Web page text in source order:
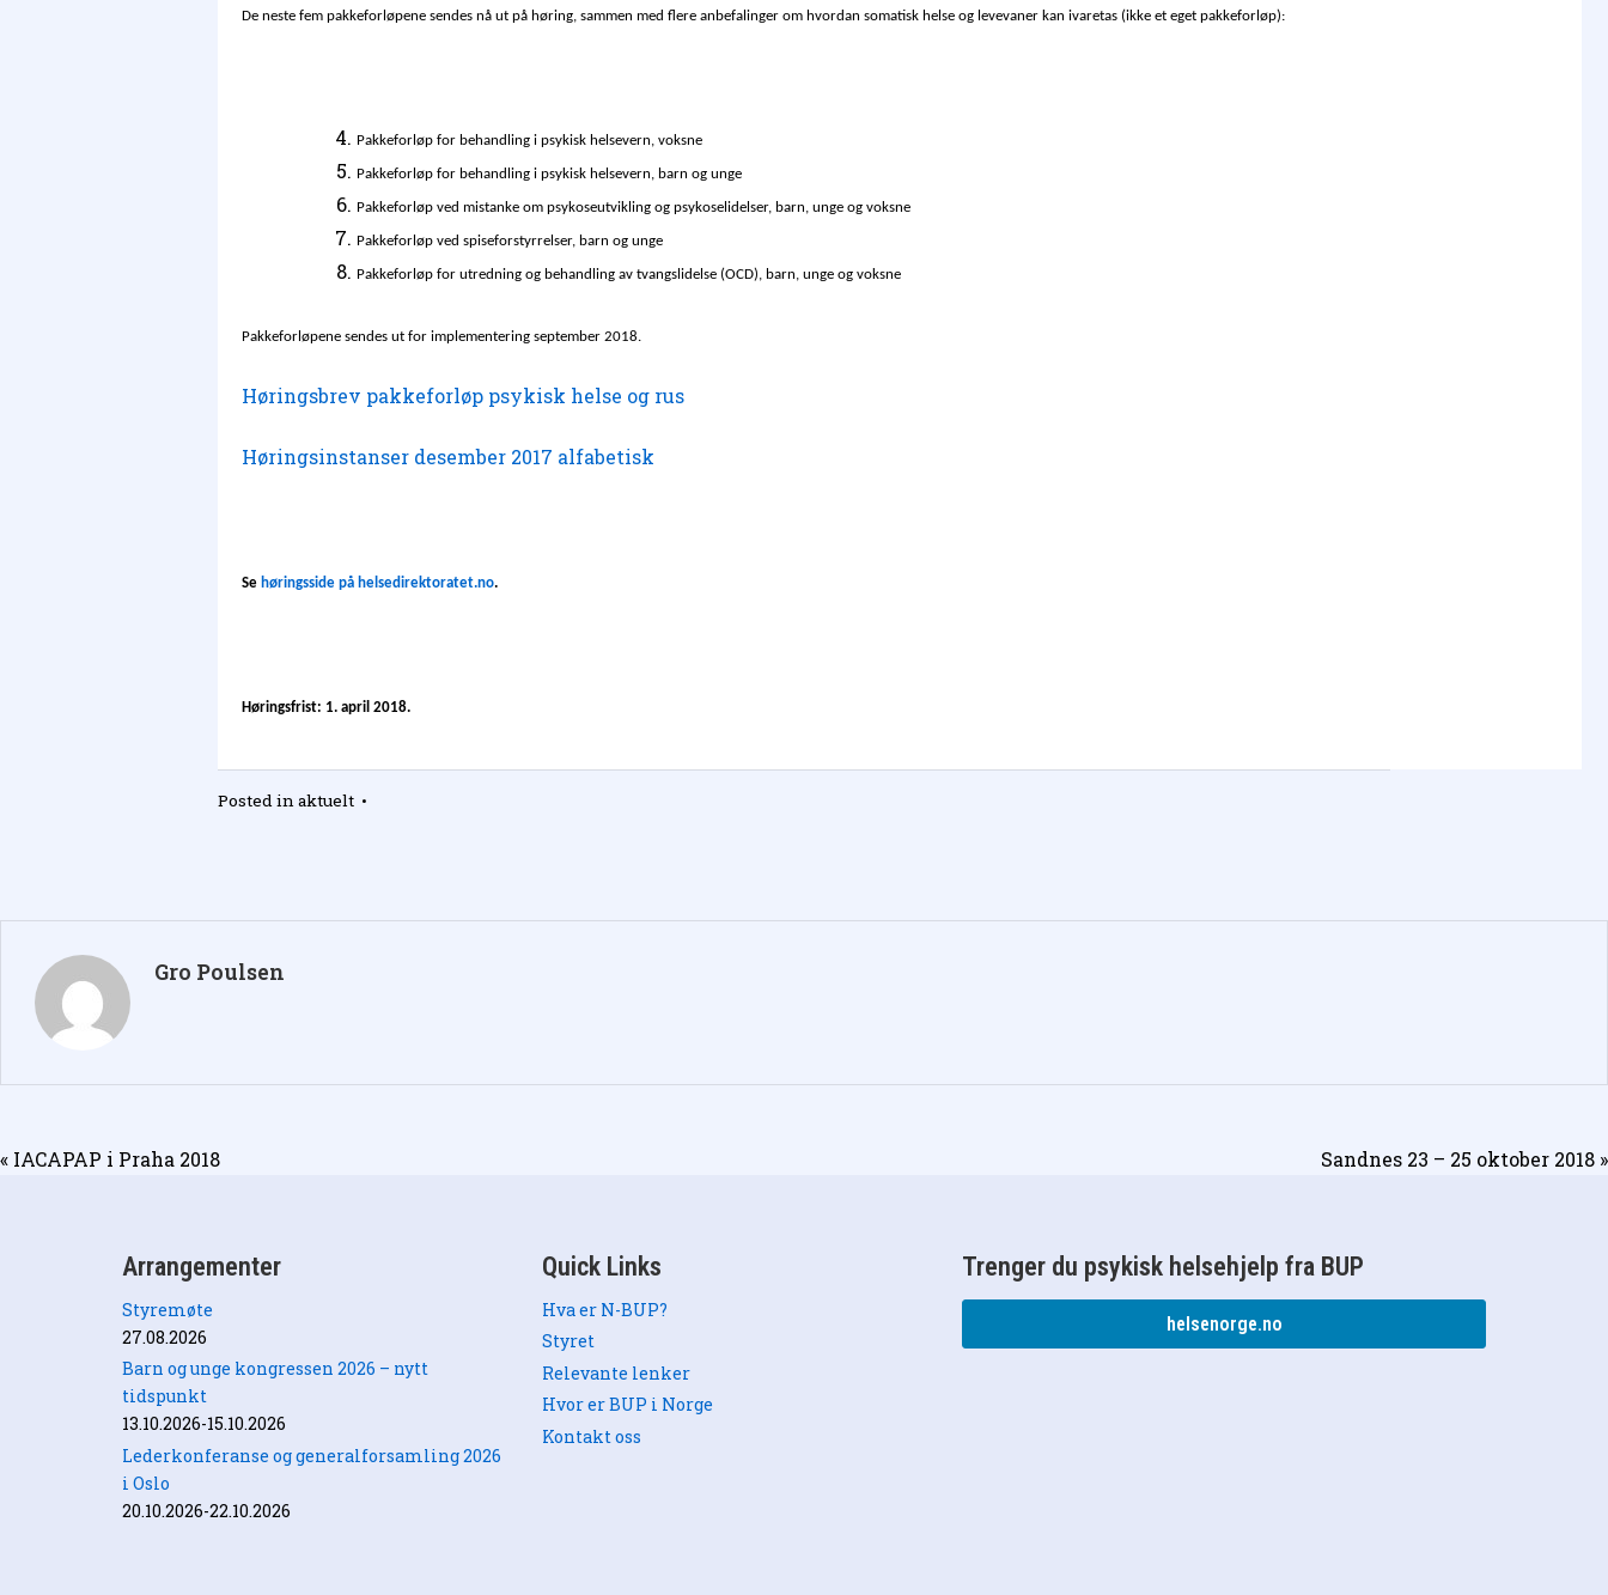
De neste fem pakkeforløpene sendes nå ut på høring, sammen med flere anbefalinger om hvordan somatisk helse og levevaner kan ivaretas (ikke et eget pakkeforløp):
Pakkeforløp for behandling i psykisk helsevern, voksne
Pakkeforløp for behandling i psykisk helsevern, barn og unge
Pakkeforløp ved mistanke om psykoseutvikling og psykoselidelser, barn, unge og voksne
Pakkeforløp ved spiseforstyrrelser, barn og unge
Pakkeforløp for utredning og behandling av tvangslidelse (OCD), barn, unge og voksne
Pakkeforløpene sendes ut for implementering september 2018.
Høringsbrev pakkeforløp psykisk helse og rus
Høringsinstanser desember 2017 alfabetisk
Se høringsside på helsedirektoratet.no.
Høringsfrist: 1. april 2018.
Posted inaktuelt •
Gro Poulsen
Innleggsnavigasjon Sandnes 23 – 25 oktober 2018 »
« IACAPAP i Praha 2018
Arrangementer
Styremøte
27.08.2026
Barn og unge kongressen 2026 – nytt
tidspunkt
13.10.2026-15.10.2026
Lederkonferanse og generalforsamling 2026
i Oslo
20.10.2026-22.10.2026
Quick Links
Hva er N-BUP?
Styret
Relevante lenker
Hvor er BUP i Norge
Kontakt oss
Trenger du psykisk helsehjelp fra BUP
helsenorge.no